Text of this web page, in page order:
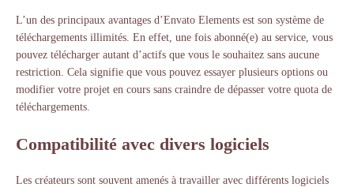
L’un des principaux avantages d’Envato Elements est son système de
téléchargements illimités. En effet, une fois abonné(e) au service, vous
pouvez télécharger autant d’actifs que vous le souhaitez sans aucune
restriction. Cela signifie que vous pouvez essayer plusieurs options ou
modifier votre projet en cours sans craindre de dépasser votre quota de
téléchargements.
Compatibilité avec divers logiciels
Les créateurs sont souvent amenés à travailler avec différents logiciels